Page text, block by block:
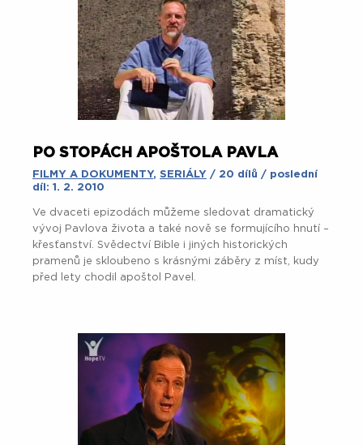
PO STOPÁCH APOŠTOLA PAVLA
FILMY A DOKUMENTY, SERIÁLY / 20 dílů / poslední
díl: 1. 2. 2010
Ve dvaceti epizodách můžeme sledovat dramatický
vývoj Pavlova života a také nově se formujícího hnutí –
křesťanství. Svědectví Bible i jiných historických
pramenů je skloubeno s krásnými záběry z míst, kudy
před lety chodil apoštol Pavel.